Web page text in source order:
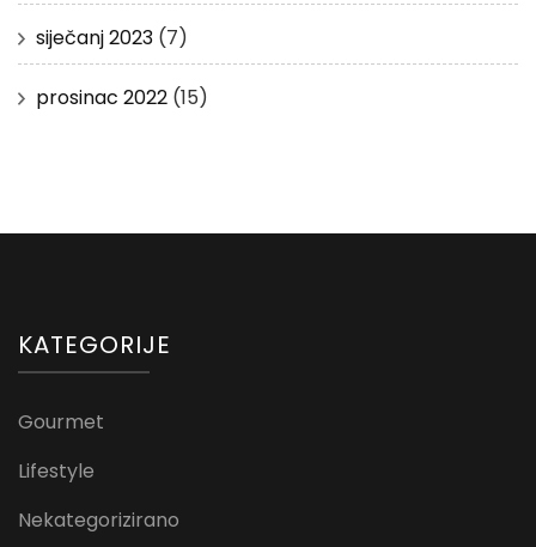
siječanj 2023 (7)
prosinac 2022 (15)
KATEGORIJE
Gourmet
Lifestyle
Nekategorizirano